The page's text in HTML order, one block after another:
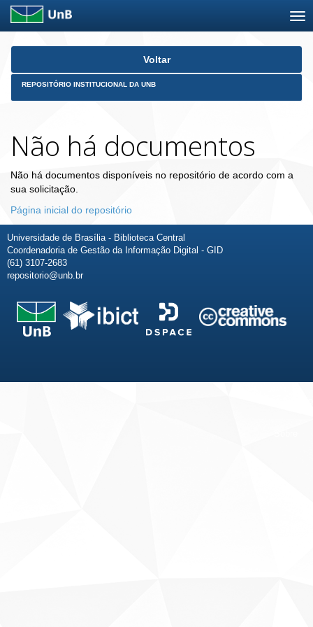
Skip
Voltar
REPOSITÓRIO INSTITUCIONAL DA UNB
Não há documentos
Não há documentos disponíveis no repositório de acordo com a
sua solicitação.
Página inicial do repositório
Universidade de Brasília - Biblioteca Central
Coordenadoria de Gestão da Informação Digital - GID
(61) 3107-2683
repositorio@unb.br